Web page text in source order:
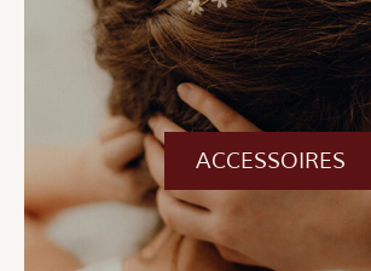
ACCESSOIRES